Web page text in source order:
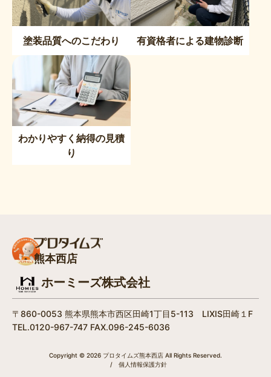
塗装品質へのこだわり 有資格者による建物診断
わかりやすく納得の見積
り
熊本西店
ホーミーズ株式会社
〒860-0053 熊本県熊本市西区田崎1丁目5-113 LIXIS田崎１F
TEL.0120-967-747 FAX.096-245-6036
Copyright © 2026 プロタイムズ熊本西店 All Rights Reserved.
/
個人情報保護方針